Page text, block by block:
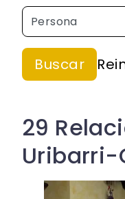
29
Uribarri-